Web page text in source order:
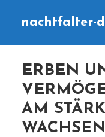
nachtfalter-
ERBEN
AM